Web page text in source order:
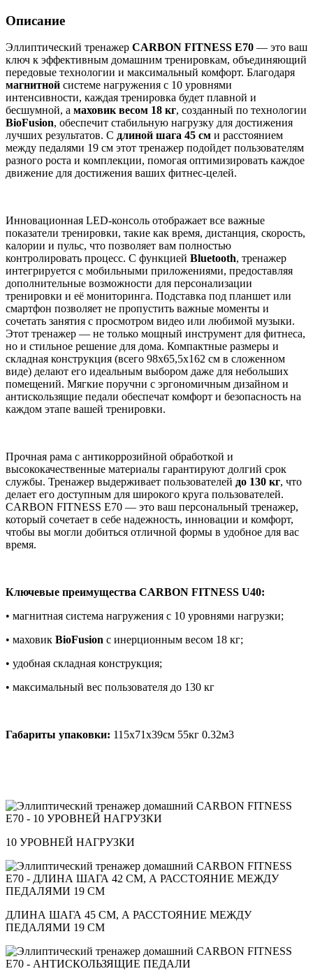
Описание
Эллиптический тренажер CARBON FITNESS E70 — это ваш
ключ к эффективным домашним тренировкам, объединяющий
передовые технологии и максимальный комфорт. Благодаря
магнитной системе нагружения с 10 уровнями
интенсивности, каждая тренировка будет плавной и
бесшумной, а маховик весом 18 кг, созданный по технологии
BioFusion, обеспечит стабильную нагрузку для достижения
лучших результатов. С длиной шага 45 см и расстоянием
между педалями 19 см этот тренажер подойдет пользователям
разного роста и комплекции, помогая оптимизировать каждое
движение для достижения ваших фитнес-целей.
Инновационная LED-консоль отображает все важные
показатели тренировки, такие как время, дистанция, скорость,
калории и пульс, что позволяет вам полностью
контролировать процесс. С функцией Bluetooth, тренажер
интегрируется с мобильными приложениями, предоставляя
дополнительные возможности для персонализации
тренировки и её мониторинга. Подставка под планшет или
смартфон позволяет не пропустить важные моменты и
сочетать занятия с просмотром видео или любимой музыки.
Этот тренажер — не только мощный инструмент для фитнеса,
но и стильное решение для дома. Компактные размеры и
складная конструкция (всего 98x65,5x162 см в сложенном
виде) делают его идеальным выбором даже для небольших
помещений. Мягкие поручни с эргономичным дизайном и
антискользящие педали обеспечат комфорт и безопасность на
каждом этапе вашей тренировки.
Прочная рама с антикоррозийной обработкой и
высококачественные материалы гарантируют долгий срок
службы. Тренажер выдерживает пользователей до 130 кг, что
делает его доступным для широкого круга пользователей.
CARBON FITNESS E70 — это ваш персональный тренажер,
который сочетает в себе надежность, инновации и комфорт,
чтобы вы могли добиться отличной формы в удобное для вас
время.
Ключевые преимущества CARBON FITNESS U40:
• магнитная система нагружения с 10 уровнями нагрузки;
• маховик BioFusion с инерционным весом 18 кг;
• удобная складная конструкция;
• максимальный вес пользователя до 130 кг
Габариты упаковки: 115x71x39см 55кг 0.32м3
10 УРОВНЕЙ НАГРУЗКИ
ДЛИНА ШАГА 45 СМ, А РАССТОЯНИЕ МЕЖДУ
ПЕДАЛЯМИ 19 СМ